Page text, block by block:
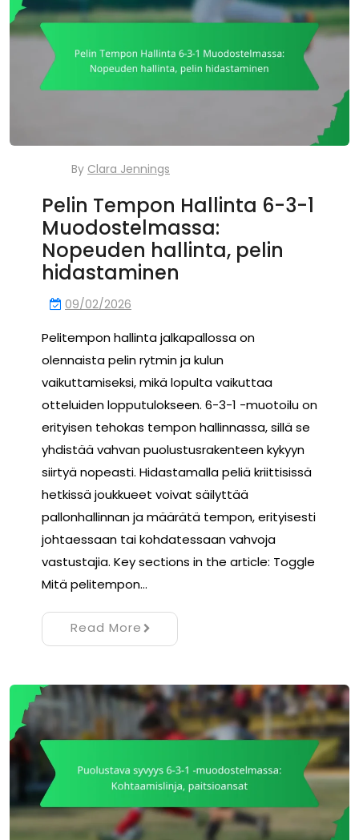
By Clara Jennings
Pelin Tempon Hallinta 6-3-1
Muodostelmassa:
Nopeuden hallinta, pelin
hidastaminen
09/02/2026
Pelitempon hallinta jalkapallossa on
olennaista pelin rytmin ja kulun
vaikuttamiseksi, mikä lopulta vaikuttaa
otteluiden lopputulokseen. 6-3-1 -muotoilu on
erityisen tehokas tempon hallinnassa, sillä se
yhdistää vahvan puolustusrakenteen kykyyn
siirtyä nopeasti. Hidastamalla peliä kriittisissä
hetkissä joukkueet voivat säilyttää
pallonhallinnan ja määrätä tempon, erityisesti
johtaessaan tai kohdatessaan vahvoja
vastustajia. Key sections in the article: Toggle
Mitä pelitempon…
Read More